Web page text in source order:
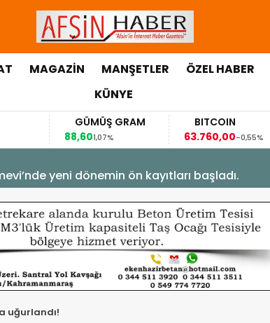
MAGAZİN MANŞETLER
ÖZEL HABER
KÜNYE
GÜMÜŞ GRAM
BITCOIN
63.760,00
-0,55%
63,1184
yeni dönemin ön kayıtları başladı.
uğurlandı!